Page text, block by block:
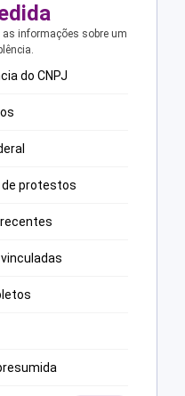
informações sobre um
do CNPJ
de protestos